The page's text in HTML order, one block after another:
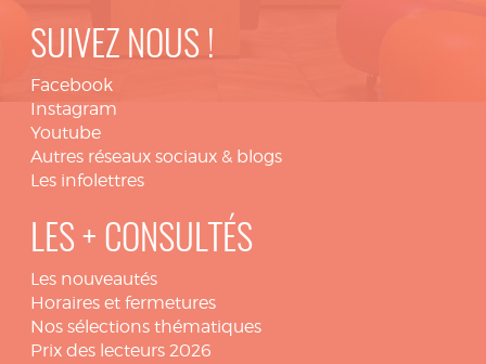
SUIVEZ NOUS !
Facebook
Instagram
Youtube
Autres réseaux sociaux & blogs
Les infolettres
LES + CONSULTÉS
Les nouveautés
Horaires et fermetures
Nos sélections thématiques
Prix des lecteurs 2026